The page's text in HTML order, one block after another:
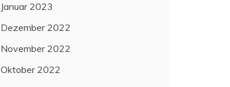
Januar 2023
Dezember 2022
November 2022
Oktober 2022